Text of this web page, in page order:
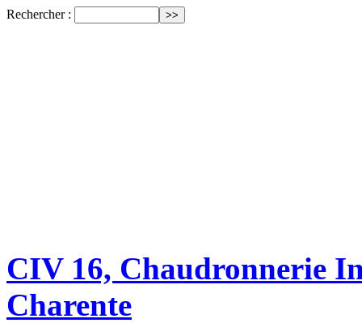
Rechercher :
CIV 16, Chaudronnerie
Charente